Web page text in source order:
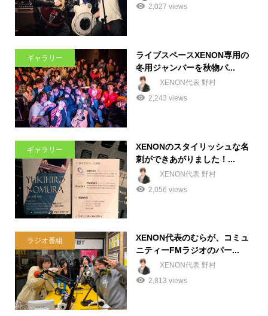
2,027 views
ギャラリー
ライブスペースXENON専用の
冬用ジャンバーを秋物パ...
XENON代表 野村
2,243 views
ギャラリー
XENONのスタイリッシュな名
刺ができあがりました！...
XENON代表 野村
2,056 views
ラジオ番組
XENON代表のむらが、コミュ
ニティーFMラジオのパー...
XENON代表 野村
2,813 views